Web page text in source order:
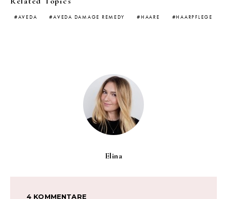
AVEDA AVEDA DAMAGE REMEDY HAARE HAARPFLEGE
Elina
4 KOMMENTARE